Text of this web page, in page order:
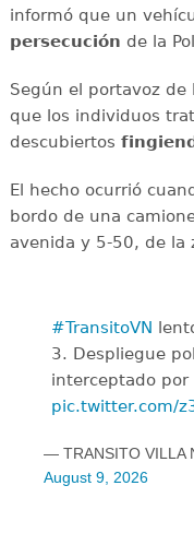
informó que un
persecución de la
Según el portavoz de
que los individuos
descubiertos
El hecho ocurrió
bordo de una
avenida y 5-50, de la
#TransitoVN
3. Despliegue
interceptado por
pic.twitter.com/
— TRANSITO VILLA
August 9, 2026